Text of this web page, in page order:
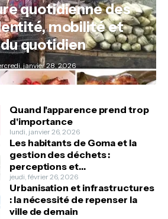
quotidienne des
mobilité et
quotidien
janvier 28, 2026
Quand l'apparence prend trop
d'importance
lundi, janvier 26, 2026
Les habitants de Goma et la
gestion des déchets :
perceptions et
comportements
jeudi, février 26, 2026
Urbanisation et infrastructures
: la nécessité de repenser la
ville de demain